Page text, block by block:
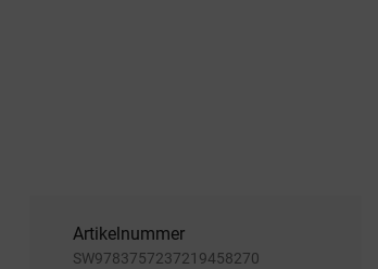
Artikelnummer
SW9783757237219458270